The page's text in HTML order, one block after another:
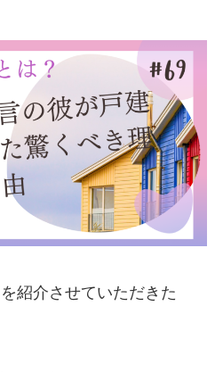
紹介させていただきた